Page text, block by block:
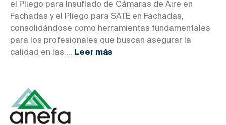
el Pliego para Insuflado de Cámaras de Aire en
Fachadas y el Pliego para SATE en Fachadas,
consolidándose como herramientas fundamentales
para los profesionales que buscan asegurar la
calidad en las ... Leer más